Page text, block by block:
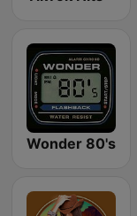
Wonder 80's